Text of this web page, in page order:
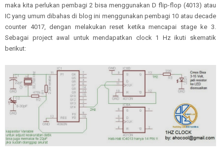
maka kita perlukan pembagi 2 bisa menggunakan D flip-flop (4013) atau
IC yang umum dibahas di blog ini menggunakan pembagi 10 atau decade
counter 4017, dengan melakukan reset ketika mencapai stage ke 3.
Sebagai project awal untuk mendapatkan clock 1 Hz ikuti skematik
berikut: